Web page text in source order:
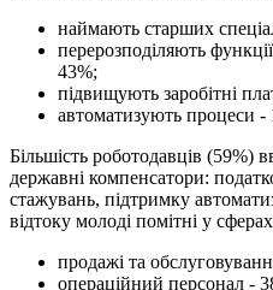
наймають старших
перерозподіляють
43%;
підвищують заробітні
автоматизують процеси -
Більшість роботодавців (59%)
державні компенсатори:
стажувань, підтримку
відтоку молоді помітні у
продажі та
операційний персонал -